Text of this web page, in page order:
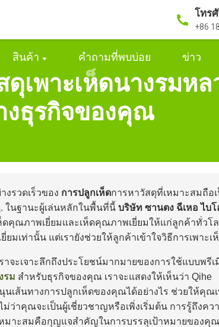
โทร
+86
สินค้า คำถามที่พบบ่อย ข่าว
พาะเห็ดนางรมหล
งธุรกิจของคุณ
งรวดเร็วของ การปลูกเห็ดการหาวัสดุที่เหมาะสมถือ
. ในฐานะผู้เล่นหลักในพื้นที่นี้ บริษัท ซานตง ฉีเหอ ไบ
ดคุณภาพเยี่ยมและเห็ดคุณภาพเยี่ยมให้แก่ลูกค้าทั่วโ
เท่านั้น แต่เรายังช่วยให้ลูกค้าเข้าใจวิธีการเพาะ
ราจะเจาะลึกถึงประโยชน์มากมายของการใช้แบบพรีเ
รม สำหรับธุรกิจของคุณ เราจะแสดงให้เห็นว่า Qihe
นเส้นทางการปลูกเห็ดของคุณได้อย่างไร ช่วยให้คุณ
ว่าคุณจะเป็นผู้เชี่ยวชาญหรือเพิ่งเริ่มต้น การรู้ถึงคว
มาะสมคือกุญแจสำคัญในการบรรลุเป้าหมายของคุ